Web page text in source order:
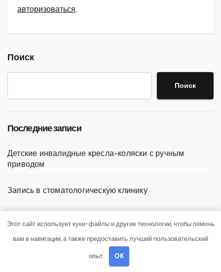
авторизоваться.
Поиск
Поиск
Последние записи
Детские инвалидные кресла-коляски с ручным
приводом
Запись в стоматологическую клинику
Оформление аккредитивов в международной
Этот сайт использует куки-файлы и другие технологии, чтобы помочь
вам в навигации, а также предоставить лучший пользовательский
опыт. OK